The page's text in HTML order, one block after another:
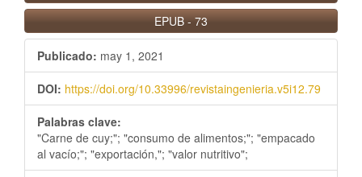
EPUB-73
Publicado: may 1, 2021
DOI: https://doi.org/10.33996/revistaingenieria.v5i12.79
Palabras clave:
"Carne de cuy;"; "consumo de alimentos;"; "empacado
al vacío;"; "exportación,"; "valor nutritivo";